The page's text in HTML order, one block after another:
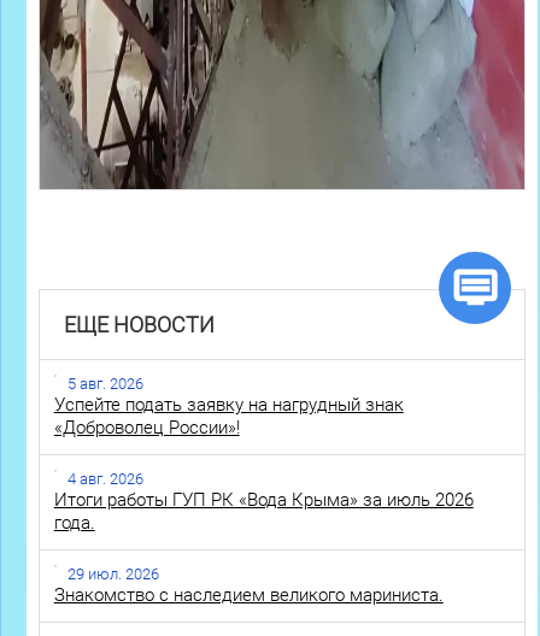
ЕЩЕ НОВОСТИ
5 авг. 2026
Успейте подать заявку на нагрудный знак
«Доброволец России»!
4 авг. 2026
Итоги работы ГУП РК «Вода Крыма» за июль 2026
года.
29 июл. 2026
Знакомство с наследием великого мариниста.